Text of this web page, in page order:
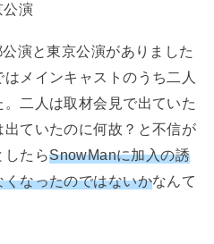
演
演と東京公演がありました
メインキャストのうち二人
二人は取材会見で出ていた
ていたのに何故？と不信が
したらSnowManに加入の誘
なったのではないかなんて